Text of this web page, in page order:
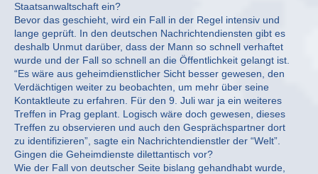
Staatsanwaltschaft ein?
Bevor das geschieht, wird ein Fall in der Regel intensiv und
lange geprüft. In den deutschen Nachrichtendiensten gibt es
deshalb Unmut darüber, dass der Mann so schnell verhaftet
wurde und der Fall so schnell an die Öffentlichkeit gelangt ist.
“Es wäre aus geheimdienstlicher Sicht besser gewesen, den
Verdächtigen weiter zu beobachten, um mehr über seine
Kontaktleute zu erfahren. Für den 9. Juli war ja ein weiteres
Treffen in Prag geplant. Logisch wäre doch gewesen, dieses
Treffen zu observieren und auch den Gesprächspartner dort
zu identifizieren”, sagte ein Nachrichtendienstler der “Welt”.
Gingen die Geheimdienste dilettantisch vor?
Wie der Fall von deutscher Seite bislang gehandhabt wurde,